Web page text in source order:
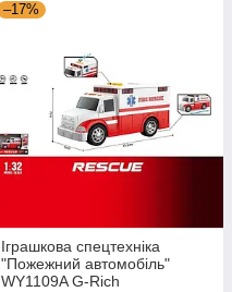
–17%
Іграшкова спецтехніка
"Пожежний автомобіль"
WY1109A G-Rich